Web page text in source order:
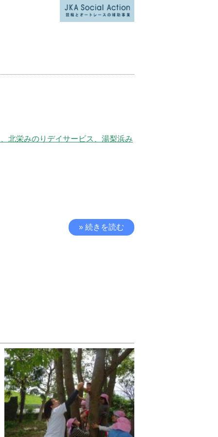
北栄みのりデイサービス、湯梨浜み
» 続きを読む